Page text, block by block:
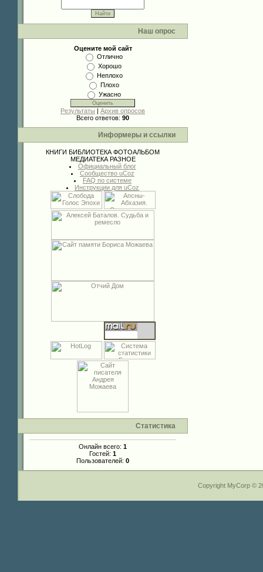
Наш опрос
Оцените мой сайт
Отлично
Хорошо
Неплохо
Плохо
Ужасно
Результаты | Архив опросов
Всего ответов: 90
Информеры и ссылки
КНИГИ БИБЛИОТЕКА ФОТОАЛЬБОМ
МЕДИАТЕКА РАЗНОЕ
Официальный блог
Сообщество uCoz
FAQ по системе
Инструкции для uCoz
Статистика
Онлайн всего: 1
Гостей: 1
Пользователей: 0
Copyright MyCorp ©